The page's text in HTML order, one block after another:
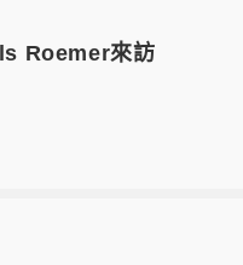
Roemer來訪